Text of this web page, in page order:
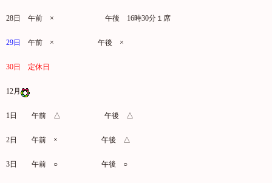
28日 午前 × 午後 16時30分１席
29日 午前 × 午後 ×
30日 定休日
12月
1日 午前 △ 午後 △
2日 午前 × 午後 △
3日 午前 ○ 午後 ○